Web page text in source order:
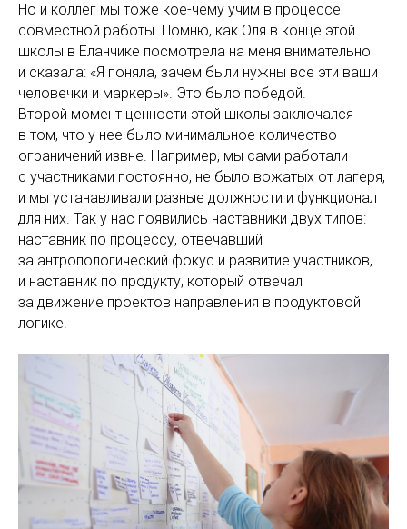
Но и коллег мы тоже кое-чему учим в процессе
совместной работы. Помню, как Оля в конце этой
школы в Еланчике посмотрела на меня внимательно
и сказала: «Я поняла, зачем были нужны все эти ваши
человечки и маркеры». Это было победой.
Второй момент ценности этой школы заключался
в том, что у нее было минимальное количество
ограничений извне. Например, мы сами работали
с участниками постоянно, не было вожатых от лагеря,
и мы устанавливали разные должности и функционал
для них. Так у нас появились наставники двух типов:
наставник по процессу, отвечавший
за антропологический фокус и развитие участников,
и наставник по продукту, который отвечал
за движение проектов направления в продуктовой
логике.